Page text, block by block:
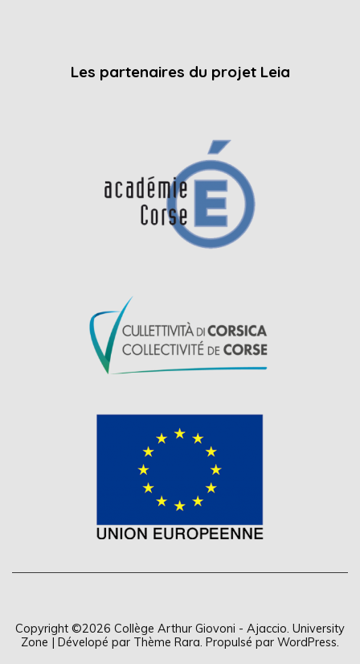
Les partenaires du projet Leia
Copyright ©2026 Collège Arthur Giovoni - Ajaccio University
Zone | Dévelopé par Thème Rara . Propulsé par WordPress